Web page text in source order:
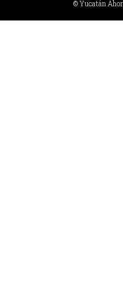
© Yucatán